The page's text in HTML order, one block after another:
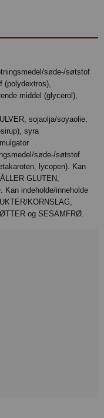
(polydextros),
middel (glycerol),
sojaolja/soyaolie,
syra
søde-/søtstof
lycopen). Kan
GLUTEN,
Kan indeholde/inneholde
KORNSLAG,
og SESAMFRØ.